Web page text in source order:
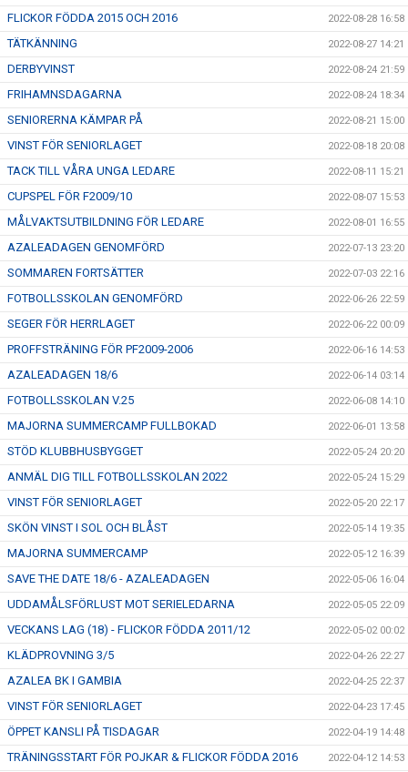
FLICKOR FÖDDA 2015 OCH 2016 2022-08-28 16:58
TÄTKÄNNING 2022-08-27 14:21
DERBYVINST 2022-08-24 21:59
FRIHAMNSDAGARNA 2022-08-24 18:34
SENIORERNA KÄMPAR PÅ 2022-08-21 15:00
VINST FÖR SENIORLAGET 2022-08-18 20:08
TACK TILL VÅRA UNGA LEDARE 2022-08-11 15:21
CUPSPEL FÖR F2009/10 2022-08-07 15:53
MÅLVAKTSUTBILDNING FÖR LEDARE 2022-08-01 16:55
AZALEADAGEN GENOMFÖRD 2022-07-13 23:20
SOMMAREN FORTSÄTTER 2022-07-03 22:16
FOTBOLLSSKOLAN GENOMFÖRD 2022-06-26 22:59
SEGER FÖR HERRLAGET 2022-06-22 00:09
PROFFSTRÄNING FÖR PF2009-2006 2022-06-16 14:53
AZALEADAGEN 18/6 2022-06-14 03:14
FOTBOLLSSKOLAN V.25 2022-06-08 14:10
MAJORNA SUMMERCAMP FULLBOKAD 2022-06-01 13:58
STÖD KLUBBHUSBYGGET 2022-05-24 20:20
ANMÄL DIG TILL FOTBOLLSSKOLAN 2022 2022-05-24 15:29
VINST FÖR SENIORLAGET 2022-05-20 22:17
SKÖN VINST I SOL OCH BLÅST 2022-05-14 19:35
MAJORNA SUMMERCAMP 2022-05-12 16:39
SAVE THE DATE 18/6 - AZALEADAGEN 2022-05-06 16:04
UDDAMÅLSFÖRLUST MOT SERIELEDARNA 2022-05-05 22:09
VECKANS LAG (18) - FLICKOR FÖDDA 2011/12 2022-05-02 00:02
KLÄDPROVNING 3/5 2022-04-26 22:27
AZALEA BK I GAMBIA 2022-04-25 22:37
VINST FÖR SENIORLAGET 2022-04-23 17:45
ÖPPET KANSLI PÅ TISDAGAR 2022-04-19 14:48
TRÄNINGSSTART FÖR POJKAR & FLICKOR FÖDDA 2016 2022-04-12 14:53